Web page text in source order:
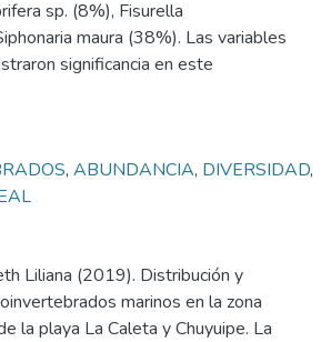
sp. (8%), Fisurella
maura (38%). Las variables
significancia en este
, ABUNDANCIA, DIVERSIDAD,
Liliana (2019). Distribución y
marinos en la zona
la playa La Caleta y Chuyuipe. La